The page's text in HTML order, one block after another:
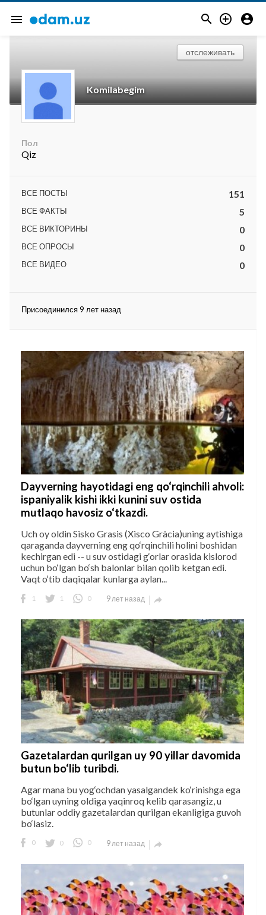
menu   
защищены.
Komilabegim
отслеживать
Пол
Qiz
ВСЕ ПОСТЫ 151
ВСЕ ФАКТЫ 5
ВСЕ ВИКТОРИНЫ 0
ВСЕ ОПРОСЫ 0
ВСЕ ВИДЕО 0
Присоединился 9 лет назад
Dayverning hayotidagi eng qo‘rqinchili ahvoli:
ispaniyalik kishi ikki kunini suv ostida
mutlaqo havosiz o‘tkazdi.
Uch oy oldin Sisko Grasis (Xisco Gràcia)uning aytishiga
qaraganda dayverning eng qo‘rqinchili holini boshidan
kechirgan edi -- u suv ostidagi g‘orlar orasida kislorod
uchun bo‘lgan bo‘sh balonlar bilan qolib ketgan edi.
Vaqt o‘tib daqiqalar kunlarga aylan...
1 1 0 9 лет назад 
Gazetalardan qurilgan uy 90 yillar davomida
butun bo‘lib turibdi.
Agar mana bu yog‘ochdan yasalgandek ko‘rinishga ega
bo‘lgan uyning oldiga yaqinroq kelib qarasangiz, u
butunlar oddiy gazetalardan qurilgan ekanligiga guvoh
bo‘lasiz.
0 0 0 9 лет назад 